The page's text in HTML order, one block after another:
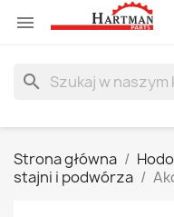

search
Strona główna
stajni i podwórza